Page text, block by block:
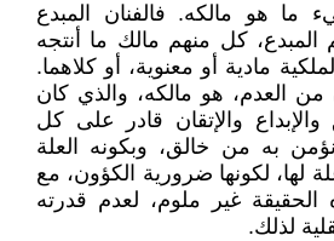
هو مالكه. فالفنان المبدع
المبدع، كل منهم مالك ما أنتجه
مادية أو معنوية، أو كلاهما.
من العدم، هو مالكه، والذي كان
والإتقان قادر على كل
به من خالق، وبكونه العلة
لها، لكونها ضرورية الكؤون، مع
الحقيقة غير ملوم، لعدم قدرته
لذلك.